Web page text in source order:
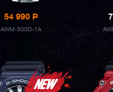
54 990P
AWM-500D-1A